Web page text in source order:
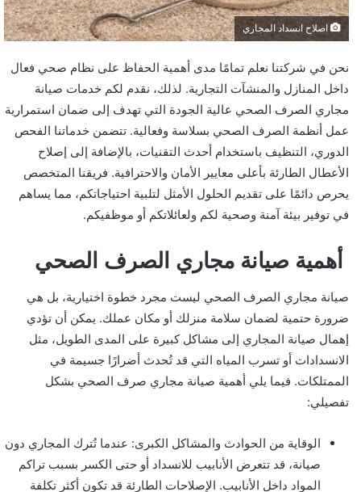
اصلاح انسداد المجاري
نحن في شركتنا نعلم تمامًا مدى أهمية الحفاظ على نظام صحي فعال
داخل المنازل والمنشآت التجارية. لذلك، نقدم لكم خدمات صيانة
مجاري الصرف الصحي عالية الجودة التي تهدف إلى ضمان استمرارية
عمل أنظمة الصرف الصحي بسلاسة وفعالية. تتضمن خدماتنا الفحص
الدوري، التنظيف باستخدام أحدث التقنيات، بالإضافة إلى إصلاح
الأعطال الطارئة بأعلى معايير الأمان والاحترافية. فريقنا المتخصص
يحرص دائمًا على تقديم الحلول الأمثل لتلبية احتياجاتكم، مما يساهم
في توفير بيئة آمنة وصحية لكم ولعائلاتكم أو موظفيكم.
أهمية صيانة مجاري الصرف الصحي
صيانة مجاري الصرف الصحي ليست مجرد خطوة اختيارية، بل هي
ضرورة حتمية لضمان سلامة منزلك أو مكان عملك. يمكن أن تؤدي
إهمال صيانة المجاري إلى مشاكل كبيرة على المدى الطويل، مثل
الانسدادات أو تسرب المياه التي قد تُحدث أضرارًا جسيمة في
الممتلكات. فيما يلي أهمية صيانة مجاري صرف الصحي بشكل
تفصيلي:
الوقاية من الحوادث والمشاكل الكبرى: عندما تُترك المجاري دون
صيانة، قد تتعرض الأنابيب للانسداد أو حتى الكسر بسبب تراكم
المواد داخل الأنابيب. الإصلاحات الطارئة قد تكون أكثر تكلفة